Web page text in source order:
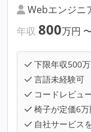
Webエンジニ
年収 800万円
下限年収500
言語未経験可
コードレビュ
椅子が定価6万
自社サービス